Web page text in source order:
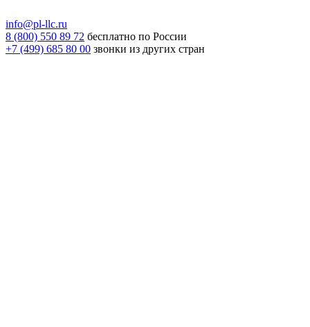
info@pl-llc.ru
8 (800) 550 89 72 бесплатно по России
+7 (499) 685 80 00 звонки из других стран